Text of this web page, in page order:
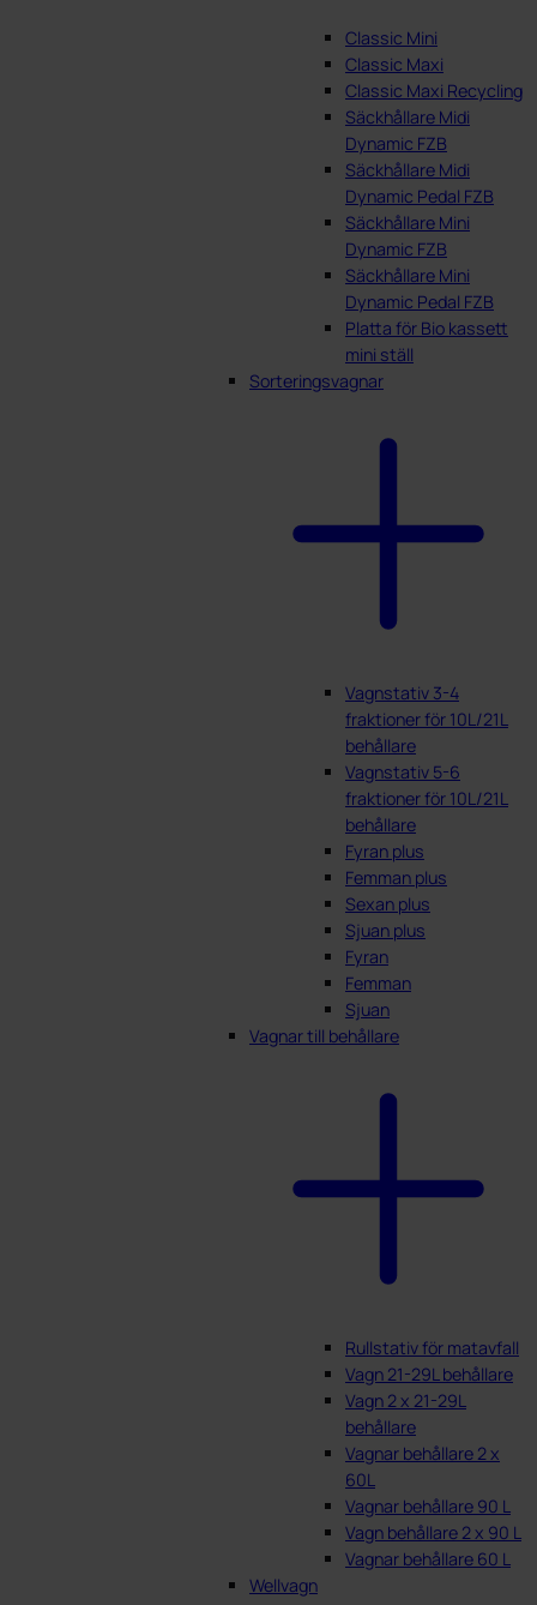
Classic Mini
Classic Maxi
Classic Maxi Recycling
Säckhållare Midi
Dynamic FZB
Säckhållare Midi
Dynamic Pedal FZB
Säckhållare Mini
Dynamic FZB
Säckhållare Mini
Dynamic Pedal FZB
Platta för Bio kassett
mini ställ
Sorteringsvagnar
Vagnstativ 3-4
fraktioner för 10L/21L
behållare
Vagnstativ 5-6
fraktioner för 10L/21L
behållare
Fyran plus
Femman plus
Sexan plus
Sjuan plus
Fyran
Femman
Sjuan
Vagnar till behållare
Rullstativ för matavfall
Vagn 21-29L behållare
Vagn 2 x 21-29L
behållare
Vagnar behållare 2 x
60L
Vagnar behållare 90 L
Vagn behållare 2 x 90 L
Vagnar behållare 60 L
Wellvagn